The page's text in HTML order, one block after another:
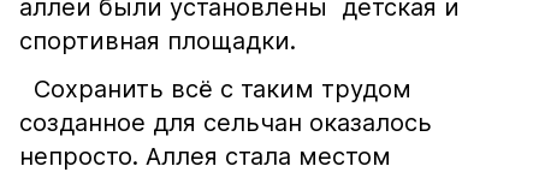
аллеи были установлены детская и
спортивная площадки.
Сохранить всё с таким трудом
созданное для сельчан оказалось
непросто. Аллея стала местом